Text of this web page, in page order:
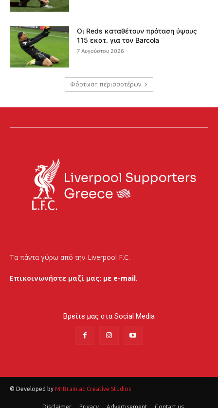
Οι Reds καταθέτουν πρόταση ύψους
115 εκατ. για τον Barcola
7 Αυγούστου 2026
Φόρτωση περισσοτέρων
Τα πάντα γύρω από την Liverpool F.C.
Επικοινωνήστε μαζί μας: με e-mail.
Βρείτε μας στα Social Media
© Developed by MrBrainiac Creative Studios